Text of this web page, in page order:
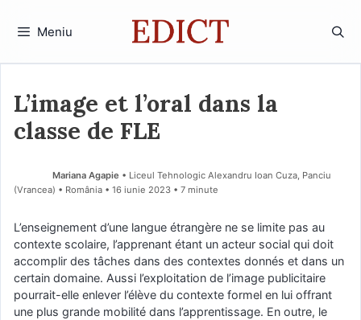
Meniu
L’image et l’oral dans la
classe de FLE
Mariana Agapie • Liceul Tehnologic Alexandru Ioan Cuza, Panciu
(Vrancea) • România
16 iunie 2023 • 7 minute
L’enseignement d’une langue étrangère ne se limite pas au
contexte scolaire, l’apprenant étant un acteur social qui doit
accomplir des tâches dans des contextes donnés et dans un
certain domaine. Aussi l’exploitation de l’image publicitaire
pourrait-elle enlever l’élève du contexte formel en lui offrant
une plus grande mobilité dans l’apprentissage. En outre, le